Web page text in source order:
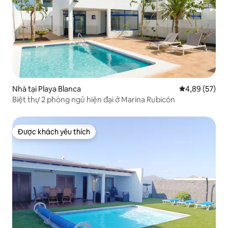
Nhà tại Playa Blanca Xếp hạng
4,89 (57)
Biệt thự 2 phòng ngủ hiện đại ở Marina Rubicón
Được khách yêu thích
Được khách yêu thích